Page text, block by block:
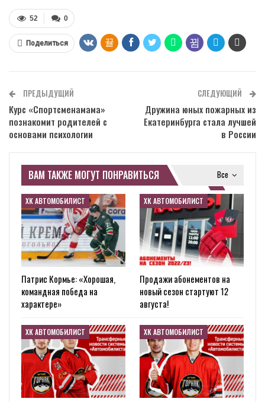
0
52
Поделиться
ПРЕДЫДУЩИЙ
Курс «Спортсменамама»
познакомит родителей с
основами психологии
СЛЕДУЮЩИЙ
Дружина юных пожарных из
Екатеринбурга стала лучшей
в России
Все
ВАМ ТАКЖЕ МОГУТ ПОНРАВИТЬСЯ
ХК АВТОМОБИЛИСТ
Патрис Кормье: «Хорошая,
командная победа на
характере»
ХК АВТОМОБИЛИСТ
Продажи абонементов на
новый сезон стартуют 12
августа!
ХК АВТОМОБИЛИСТ ХК АВТОМОБИЛИСТ